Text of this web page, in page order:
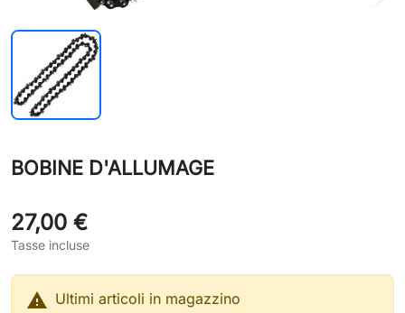
BOBINE D'ALLUMAGE
27,00 €
Tasse incluse
 Ultimi articoli in magazzino